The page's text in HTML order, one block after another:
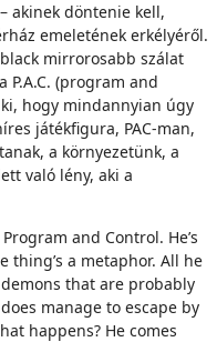
akinek döntenie kell,
emeletének erkélyéről.
mirrorosabb szálat
P.A.C. (program and
hogy mindannyian úgy
játékfigura, PAC-man,
a környezetünk, a
való lény, aki a
and Control. He’s
thing’s a metaphor. All he
that are probably
manage to escape by
happens? He comes